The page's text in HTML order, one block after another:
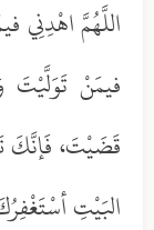
اللَّهُمَّ اهْدِنِي
فيمَنْ
قَضَيْتَ،
البَيْتِ